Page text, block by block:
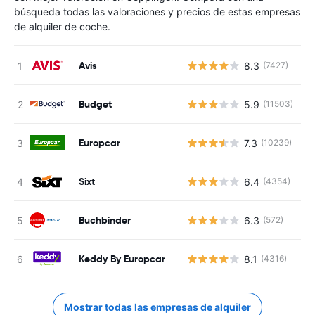
búsqueda todas las valoraciones y precios de estas empresas
de alquiler de coche.
Avis 8.3 (7427)
Budget 5.9 (11503)
Europcar 7.3 (10239)
Sixt 6.4 (4354)
Buchbinder 6.3 (572)
Keddy By Europcar 8.1 (4316)
Mostrar todas las empresas de alquiler